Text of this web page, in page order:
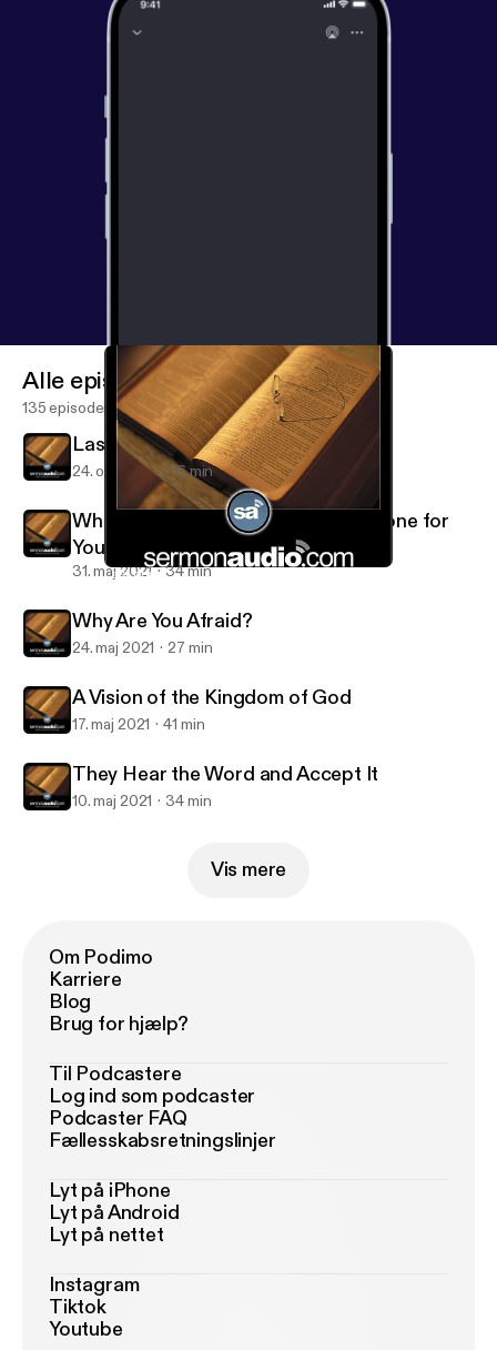
Last of All and Servant of All
Alle episoder
135 episoder
Last of All and Servant of All
24. okt. 2021 16 min
What Great Things the Lord Has Done for
You
31. maj 2021 34 min
Why Are You Afraid?
24. maj 2021 27 min
A Vision of the Kingdom of God
17. maj 2021 41 min
They Hear the Word and Accept It
10. maj 2021 34 min
Vis mere
Om Podimo
Karriere
Blog
Brug for hjælp?
Til Podcastere
Log ind som podcaster
Podcaster FAQ
Fællesskabsretningslinjer
Lyt på iPhone
Lyt på Android
Lyt på nettet
Instagram
Tiktok
Youtube